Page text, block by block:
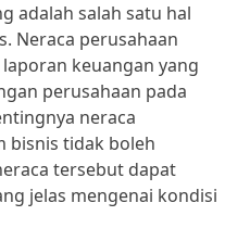
adalah salah satu hal
Neraca perusahaan
keuangan yang
perusahaan pada
neraca
bisnis tidak boleh
tersebut dapat
jelas mengenai kondisi